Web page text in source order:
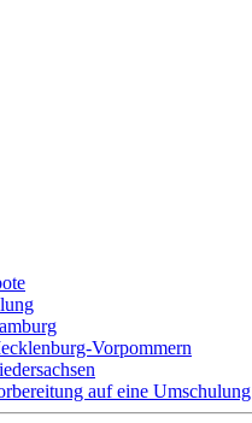
Vorpommern
auf eine Umschulung